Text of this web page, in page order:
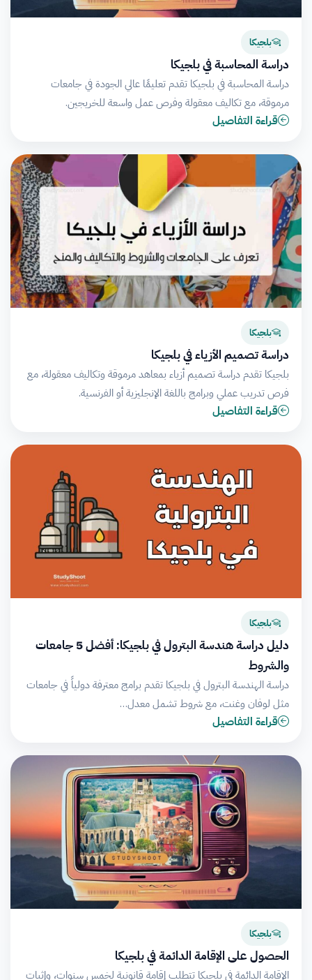
بلجيكا
دراسة المحاسبة في بلجيكا
دراسة المحاسبة في بلجيكا تقدم تعليمًا عالي الجودة في جامعات
مرموقة، مع تكاليف معقولة وفرص عمل واسعة للخريجين.
قراءة التفاصيل
بلجيكا
دراسة تصميم الأزياء في بلجيكا
بلجيكا تقدم دراسة تصميم أزياء بمعاهد مرموقة وتكاليف معقولة، مع
فرص تدريب عملي وبرامج باللغة الإنجليزية أو الفرنسية.
قراءة التفاصيل
بلجيكا
دليل دراسة هندسة البترول في بلجيكا: أفضل 5 جامعات
والشروط
دراسة الهندسة البترول في بلجيكا تقدم برامج معترفة دولياً في جامعات
مثل لوفان وغنت، مع شروط تشمل معدل…
قراءة التفاصيل
بلجيكا
الحصول على الإقامة الدائمة في بلجيكا
الإقامة الدائمة في بلجيكا تتطلب إقامة قانونية لخمس سنوات، وإثبات